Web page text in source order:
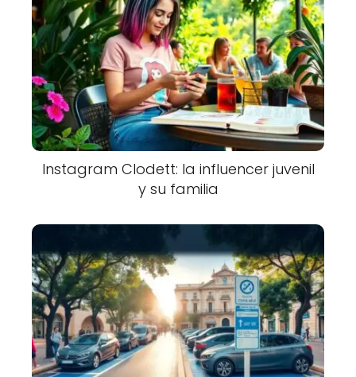
Instagram Clodett: la influencer juvenil
y su familia